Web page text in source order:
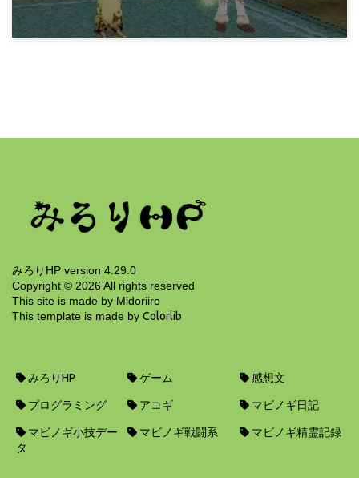
14年前
みろりHP version 4.29.0
Copyright © 2026 All rights reserved
This site is made by Midoriiro
This template is made by Colorlib
みろりHP ゲーム 感想文
プログラミング アコギ マビノギ日記
マビノギ小技デー
タ
マビノギ戦闘系 マビノギ精霊記録